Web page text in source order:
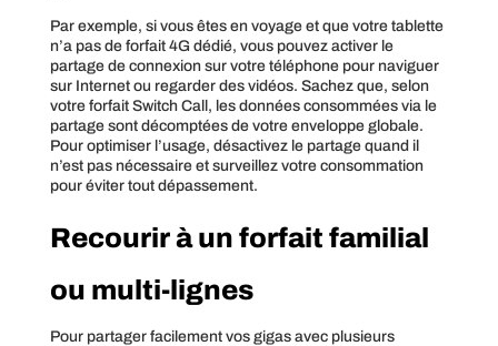
Par exemple, si vous êtes en voyage et que votre tablette
n’a pas de forfait 4G dédié, vous pouvez activer le
partage de connexion sur votre téléphone pour naviguer
sur Internet ou regarder des vidéos. Sachez que, selon
votre forfait Switch Call, les données consommées via le
partage sont décomptées de votre enveloppe globale.
Pour optimiser l’usage, désactivez le partage quand il
n’est pas nécessaire et surveillez votre consommation
pour éviter tout dépassement.
Recourir à un forfait familial
ou multi-lignes
Pour partager facilement vos gigas avec plusieurs